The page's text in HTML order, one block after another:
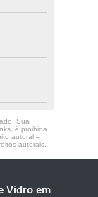
Sua
é proibida
autoral –
autorais.
Vidro em